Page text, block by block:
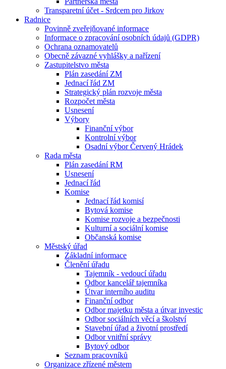
Transparetní účet - Srdcem pro Jirkov
Radnice
Povinně zveřejňované informace
Informace o zpracování osobních údajů (GDPR)
Ochrana oznamovatelů
Obecně závazné vyhlášky a nařízení
Zastupitelstvo města
Plán zasedání ZM
Jednací řád ZM
Strategický plán rozvoje města
Rozpočet města
Usnesení
Výbory
Finanční výbor
Kontrolní výbor
Osadní výbor Červený Hrádek
Rada města
Plán zasedání RM
Usnesení
Jednací řád
Komise
Jednací řád komisí
Bytová komise
Komise rozvoje a bezpečnosti
Kulturní a sociální komise
Občanská komise
Městský úřad
Základní informace
Členění úřadu
Tajemník - vedoucí úřadu
Odbor kancelář tajemníka
Útvar interního auditu
Finanční odbor
Odbor majetku města a útvar investic
Odbor sociálních věcí a školství
Stavební úřad a životní prostředí
Odbor vnitřní správy
Bytový odbor
Seznam pracovníků
Organizace zřízené městem